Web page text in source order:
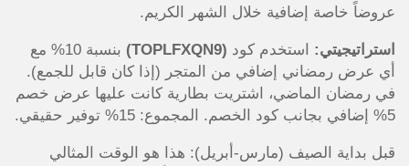
عروضاً خاصة إضافية خلال الشهر الكريم.
استراتيجيتي: استخدم كود (TOPLFXQN9)
بنسبة 10% مع
أي عرض رمضاني إضافي من المتجر (إذا كان قابل للجمع).
في رمضان الماضي، اشتريت بطارية كانت عليها عرض خصم
5% إضافي بجانب كود الخصم. المجموع: 15% توفير حقيقي.
قبل بداية الصيف (مارس-أبريل): هذا هو الوقت المثالي